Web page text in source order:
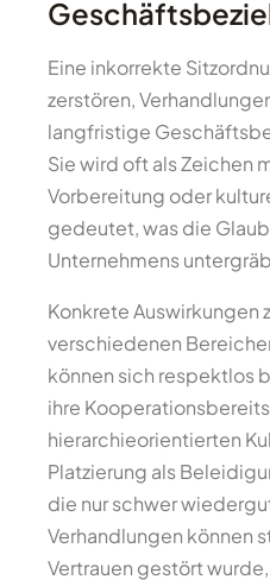
Eine inkorrekte
zerstören,
langfristige
Sie wird oft als Zeichen
Vorbereitung oder
gedeutet, was die
Unternehmens
Konkrete Auswirkungen
verschiedenen
können sich respektlos
ihre
hierarchieorientierten
Platzierung als
die nur schwer
Verhandlungen können
Vertrauen gestört